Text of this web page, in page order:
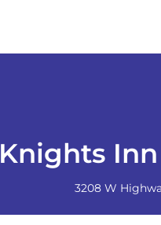
Knights
3208 W